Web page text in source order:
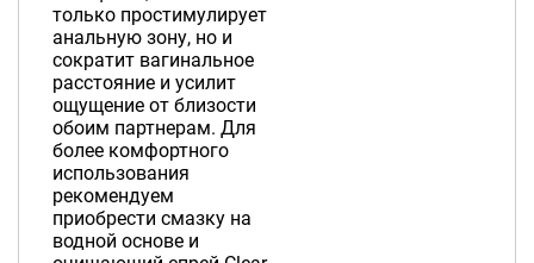
только простимулирует
анальную зону, но и
сократит вагинальное
расстояние и усилит
ощущение от близости
обоим партнерам. Для
более комфортного
использования
рекомендуем
приобрести смазку на
водной основе и